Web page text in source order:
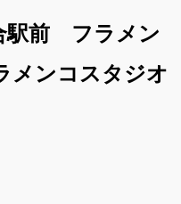
駅前 フラメン
メンコスタジオ